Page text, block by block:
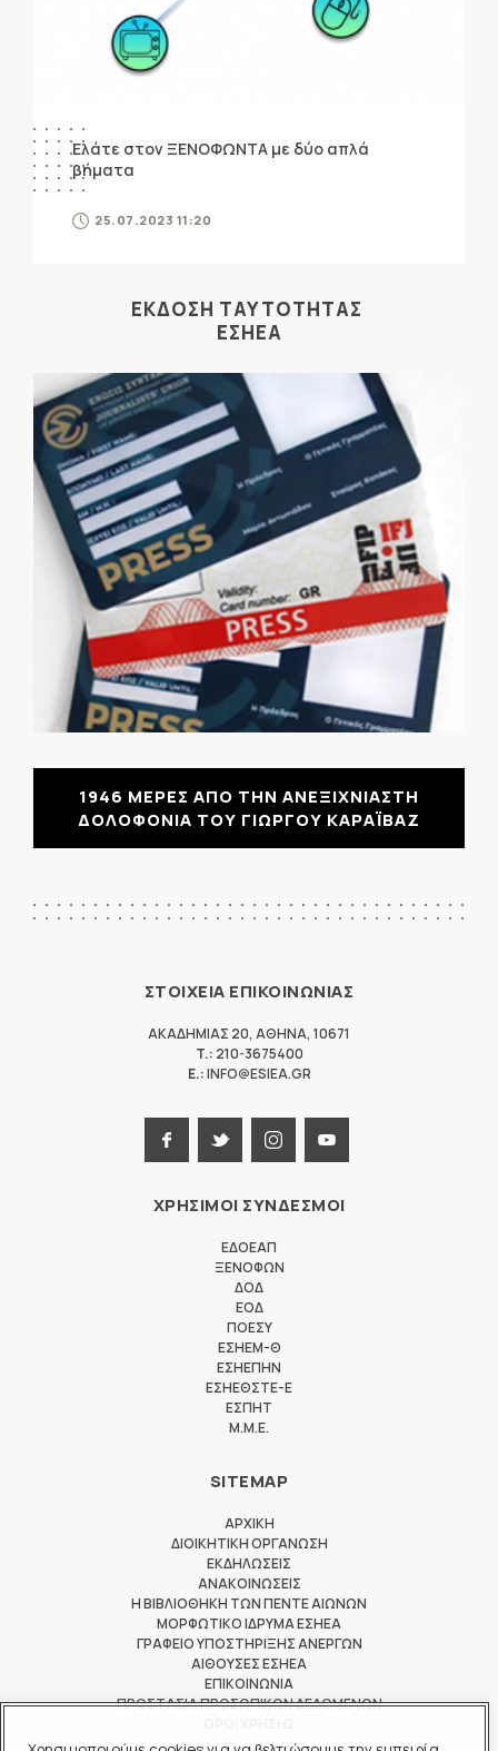
Ελάτε στον ΞΕΝΟΦΩΝΤΑ με δύο απλά
βήματα
25.07.2023 11:20
ΕΚΔΟΣΗ ΤΑΥΤΟΤΗΤΑΣ
ΕΣΗΕΑ
1946 ΜΕΡΕΣ ΑΠΟ ΤΗΝ ΑΝΕΞΙΧΝΙΑΣΤΗ
ΔΟΛΟΦΟΝΙΑ ΤΟΥ ΓΙΩΡΓΟΥ ΚΑΡΑΪΒΑΖ
ΣΤΟΙΧΕΙΑ ΕΠΙΚΟΙΝΩΝΙΑΣ
ΑΚΑΔΗΜΙΑΣ 20, ΑΘΗΝΑ, 10671
T.: 210-3675400
E.:INFO@ESIEA.GR
ΧΡΗΣΙΜΟΙ ΣΥΝΔΕΣΜΟΙ
ΕΔΟΕΑΠ
ΞΕΝΟΦΩΝ
ΔΟΔ
ΕΟΔ
ΠΟΕΣΥ
ΕΣΗΕΜ-Θ
ΕΣΗΕΠΗΝ
ΕΣΗΕΘΣΤΕ-Ε
ΕΣΠΗΤ
M.M.E.
SITEMAP
ΑΡΧΙΚΗ
ΔΙΟΙΚΗΤΙΚΗ ΟΡΓΑΝΩΣΗ
ΕΚΔΗΛΩΣΕΙΣ
ΑΝΑΚΟΙΝΩΣΕΙΣ
Η ΒΙΒΛΙΟΘΗΚΗ ΤΩΝ ΠΕΝΤΕ ΑΙΩΝΩΝ
ΜΟΡΦΩΤΙΚΟ ΙΔΡΥΜΑ ΕΣΗΕΑ
ΓΡΑΦΕΙΟ ΥΠΟΣΤΗΡΙΞΗΣ ΑΝΕΡΓΩΝ
ΑΙΘΟΥΣΕΣ ΕΣΗΕΑ
ΕΠΙΚΟΙΝΩΝΙΑ
ΠΡΟΣΤΑΣΙΑ ΠΡΟΣΩΠΙΚΩΝ ΔΕΔΟΜΕΝΩΝ